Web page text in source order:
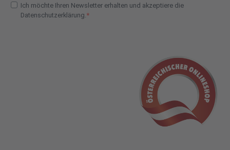
Ich möchte Ihren Newsletter erhalten und akzeptiere die
Datenschutzerklärung.